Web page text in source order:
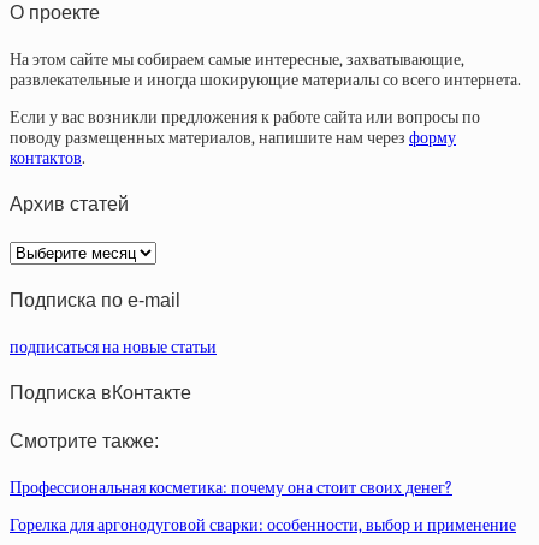
О проекте
На этом сайте мы собираем самые интересные, захватывающие,
развлекательные и иногда шокирующие материалы со всего интернета.
Если у вас возникли предложения к работе сайта или вопросы по
поводу размещенных материалов, напишите нам через форму
контактов.
Архив статей
Архив
статей
Подписка по e-mail
подписаться на новые статьи
Подписка вКонтакте
Смотрите также:
Профессиональная косметика: почему она стоит своих денег?
Горелка для аргонодуговой сварки: особенности, выбор и применение